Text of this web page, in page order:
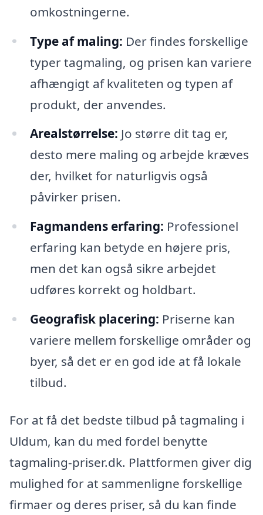
omkostningerne.
Type af maling: Der findes forskellige
typer tagmaling, og prisen kan variere
afhængigt af kvaliteten og typen af
produkt, der anvendes.
Arealstørrelse: Jo større dit tag er,
desto mere maling og arbejde kræves
der, hvilket for naturligvis også
påvirker prisen.
Fagmandens erfaring: Professionel
erfaring kan betyde en højere pris,
men det kan også sikre arbejdet
udføres korrekt og holdbart.
Geografisk placering: Priserne kan
variere mellem forskellige områder og
byer, så det er en god ide at få lokale
tilbud.
For at få det bedste tilbud på tagmaling i
Uldum, kan du med fordel benytte
tagmaling-priser.dk. Plattformen giver dig
mulighed for at sammenligne forskellige
firmaer og deres priser, så du kan finde